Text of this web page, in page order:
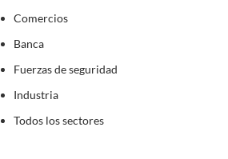
Comercios
Banca
Fuerzas de seguridad
Industria
Todos los sectores